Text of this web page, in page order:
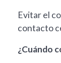
Evitar el
contacto
¿Cuándo